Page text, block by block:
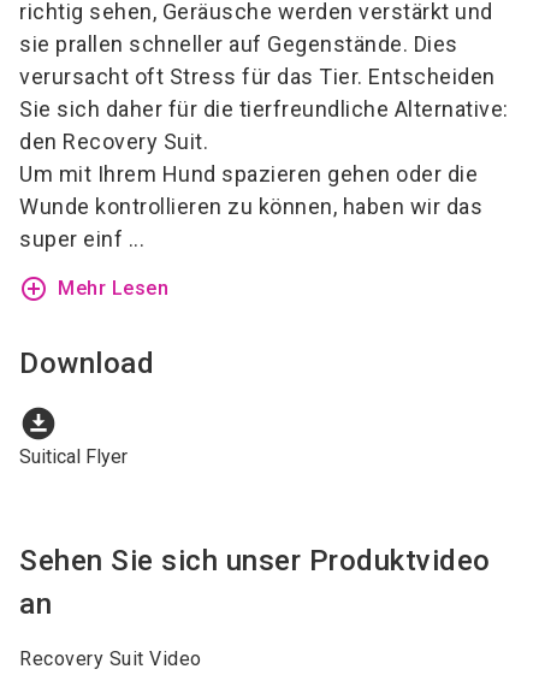
richtig sehen, Geräusche werden verstärkt und
sie prallen schneller auf Gegenstände. Dies
verursacht oft Stress für das Tier. Entscheiden
Sie sich daher für die tierfreundliche Alternative:
den Recovery Suit.
Um mit Ihrem Hund spazieren gehen oder die
Wunde kontrollieren zu können, haben wir das
super einf ...
add_circle_outline Mehr Lesen
Download
download_for_offline
Suitical Flyer
Sehen Sie sich unser Produktvideo
an
Recovery Suit Video